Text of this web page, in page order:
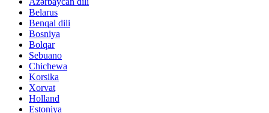
Belarus
Benqal dili
Bosniya
Bolqar
Sebuano
Chichewa
Korsika
Xorvat
Holland
Estoniya